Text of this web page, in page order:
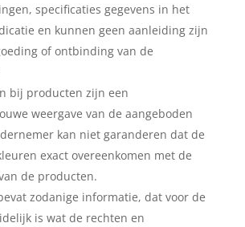
specificaties gegevens in het
en kunnen geen aanleiding zijn
of ontbinding van de
bij producten zijn een
weergave van de aangeboden
kan niet garanderen dat de
exact overeenkomen met de
de producten.
zodanige informatie, dat voor de
is wat de rechten en